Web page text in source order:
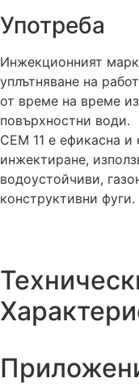
Употреба
Инжекционният
уплътняване на
от време на време
повърхностни води.
CEM 11 е ефикасна
инжектиране,
водоустойчиви,
конструктивни фуги.